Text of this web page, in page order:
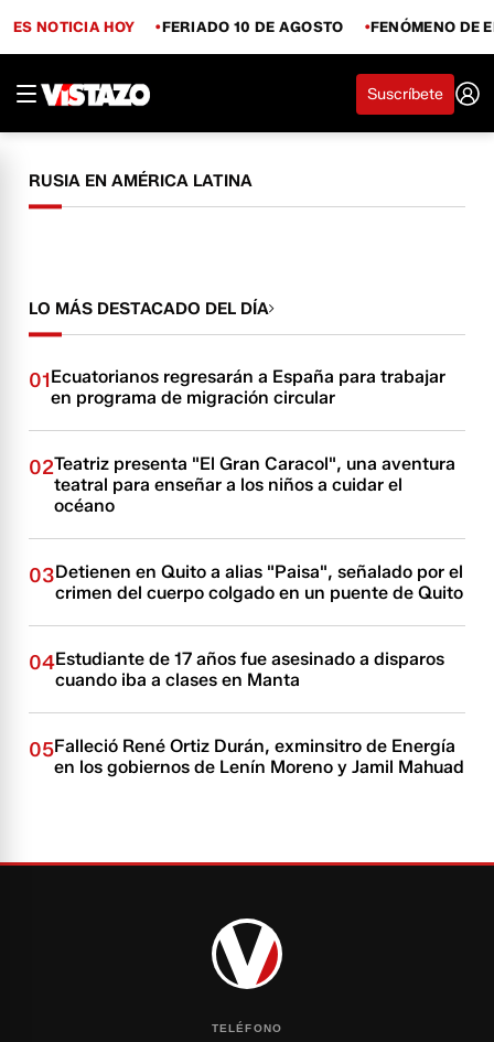
ES NOTICIA HOY FERIADO 10 DE AGOSTO FENÓMENO DE
Suscríbete
RUSIA EN AMÉRICA LATINA
LO MÁS DESTACADO DEL DÍA
01Ecuatorianos regresarán a España para trabajar
en programa de migración circular
02Teatriz presenta "El Gran Caracol", una aventura
teatral para enseñar a los niños a cuidar el
océano
03Detienen en Quito a alias "Paisa", señalado por el
crimen del cuerpo colgado en un puente de Quito
04Estudiante de 17 años fue asesinado a disparos
cuando iba a clases en Manta
05Falleció René Ortiz Durán, exminsitro de Energía
en los gobiernos de Lenín Moreno y Jamil Mahuad
TELÉFONO